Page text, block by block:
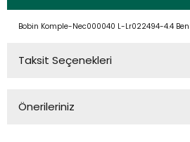
Bobin Komple-Nec000040 L-Lr022494-4.4
Taksit Seçenekleri
Önerileriniz